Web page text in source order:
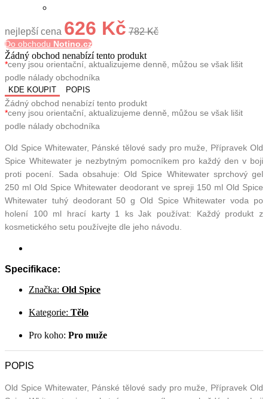
nejlepší cena 626 Kč 782 Kč
Do obchodu Notino.cz
Žádný obchod nenabízí tento produkt
*ceny jsou orientační, aktualizujeme denně, můžou se však lišit
podle nálady obchodníka
KDE KOUPIT POPIS
Žádný obchod nenabízí tento produkt
*ceny jsou orientační, aktualizujeme denně, můžou se však lišit
podle nálady obchodníka
Old Spice Whitewater, Pánské tělové sady pro muže, Přípravek Old
Spice Whitewater je nezbytným pomocníkem pro každý den v boji
proti pocení. Sada obsahuje: Old Spice Whitewater sprchový gel
250 ml Old Spice Whitewater deodorant ve spreji 150 ml Old Spice
Whitewater tuhý deodorant 50 g Old Spice Whitewater voda po
holení 100 ml hrací karty 1 ks Jak používat: Každý produkt z
kosmetického setu používejte dle jeho návodu.
Specifikace:
Značka: Old Spice
Kategorie: Tělo
Pro koho: Pro muže
POPIS
Old Spice Whitewater, Pánské tělové sady pro muže, Přípravek Old